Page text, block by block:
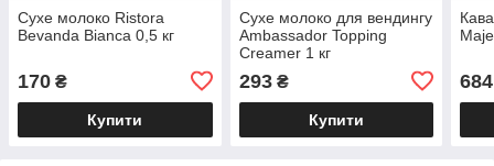
Сухе молоко Ristora
Bevanda Bianca 0,5 кг
170 ₴
Купити
Сухе молоко для вендингу
Ambassador Topping
Creamer 1 кг
293₴
Купити
684